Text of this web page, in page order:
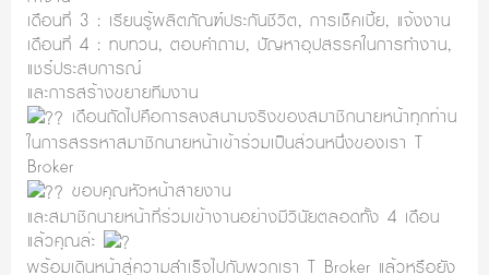
เดือนที่ 3 : เรียนรู้ผลิตภัณฑ์ประกันชีวิต, การเช็คเบี้ย, แจ้งงาน
เดือนที่ 4 : ทบทวน, ตอบคำถาม, ปัญหาอุปสรรคในการทำงาน,
แชร์ประสบการณ์
และการสร้างขยายทีมงาน
เดือนถัดไปคือการลงสนามจริงของสมาชิกนายหน้าทุกท่าน
ในการสรรหาสมาชิกนายหน้าเข้าร่วมเป็นส่วนหนึ่งของเรา T
Broker
ขอบคุณหัวหน้าสายงาน
และสมาชิกนายหน้าที่ร่วมเข้างานอย่างมีวินัยตลอดทั้ง 4 เดือน
แล้วคุณล่ะ
พร้อมเดินหน้าสู่ความสำเร็จไปกับพวกเรา T Broker แล้วหรือยัง